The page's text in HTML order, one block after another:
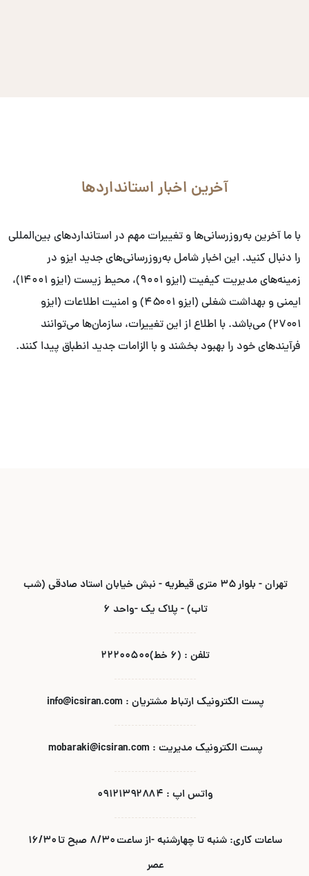
آخرین اخبار استانداردها
با ما آخرین به‌روزرسانی‌ها و تغییرات مهم در استانداردهای بین‌المللی
را دنبال کنید. این اخبار شامل به‌روزرسانی‌های جدید ایزو در
زمینه‌های مدیریت کیفیت (ایزو ۹۰۰۱)، محیط زیست (ایزو ۱۴۰۰۱)،
ایمنی و بهداشت شغلی (ایزو ۴۵۰۰۱) و امنیت اطلاعات (ایزو
۲۷۰۰۱) می‌باشد. با اطلاع از این تغییرات، سازمان‌ها می‌توانند
فرآیندهای خود را بهبود بخشند و با الزامات جدید انطباق پیدا کنند.
تهران - بلوار ۳۵ متری قیطریه - نبش خیابان استاد صادقی (شب
تاب) - پلاک یک -واحد ۶
تلفن : (۶ خط)۲۲۲۰۰۵۰۰
پست الکترونیک ارتباط مشتریان : info@icsiran.com
پست الکترونیک مدیریت : mobaraki@icsiran.com
واتس اپ : ۰۹۱۲۱۳۹۲۸۸۴
ساعات کاری: شنبه تا چهارشنبه -از ساعت ۸/۳۰ صبح تا ۱۶/۳۰
عصر